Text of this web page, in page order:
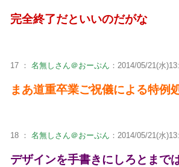
完全終了だといいのだがな
17 ： 名無しさん＠おーぷん ：2014/05/21(水
まあ道重卒業ご祝儀による特例
18 ： 名無しさん＠おーぷん ：2014/05/21(水
デザインを手書きにしろとまで